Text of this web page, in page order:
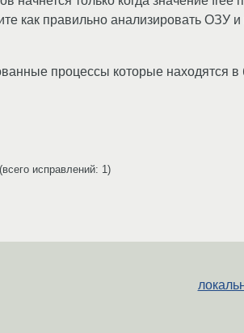
как правильно анализировать ОЗУ и
процессы которые находятся
(всего исправлений: 1)